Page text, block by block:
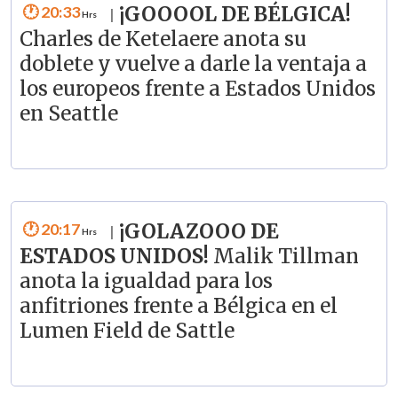
20:33
¡GOOOOL DE BÉLGICA!
Charles de Ketelaere anota su
doblete y vuelve a darle la ventaja a
los europeos frente a Estados Unidos
en Seattle
20:17
¡GOLAZOOO DE
ESTADOS UNIDOS! Malik Tillman
anota la igualdad para los
anfitriones frente a Bélgica en el
Lumen Field de Sattle